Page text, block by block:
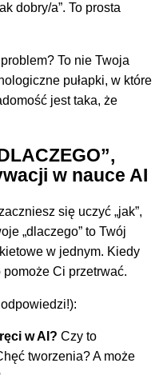
dobry/a”. To prosta
To nie Twoja
pułapki, w które
jest taka, że
w nauce AI
się uczyć „jak”,
„dlaczego” to Twój
w jednym. Kiedy
pomoże Ci przetrwać.
w AI? Czy to
tworzenia? A może